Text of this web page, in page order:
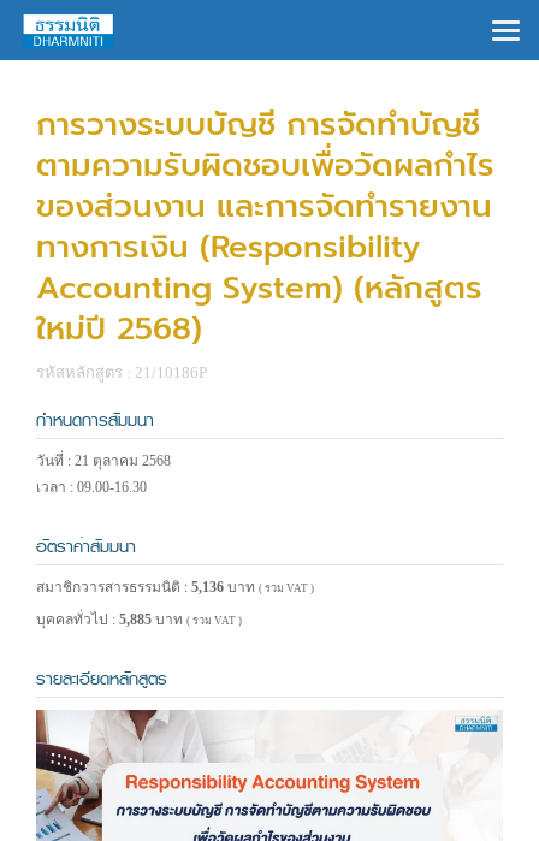
การวางระบบบัญชี การจัดทำบัญชี
ตามความรับผิดชอบเพื่อวัดผลกำไร
ของส่วนงาน และการจัดทำรายงาน
ทางการเงิน (Responsibility
Accounting System) (หลักสูตร
ใหม่ปี 2568)
รหัสหลักสูตร : 21/10186P
กำหนดการสัมมนา
วันที่ : 21 ตุลาคม 2568
เวลา : 09.00-16.30
อัตราค่าสัมมนา
สมาชิกวารสารธรรมนิติ : 5,136 บาท ( รวม VAT )
บุคคลทั่วไป : 5,885 บาท ( รวม VAT )
รายละเอียดหลักสูตร
×